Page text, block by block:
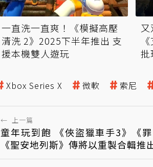
一直洗一直爽！《模擬高壓
清洗 2》2025下半年推出 支
援本機雙人遊玩
批
Xbox Series X 微軟 索尼
← 上一篇
童年玩到飽 《俠盜獵車手3》《
《聖安地列斯》傳將以重製合輯推